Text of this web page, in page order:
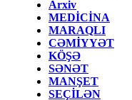
Arxiv
MEDİCİNA
MARAQLI
CƏMİYYƏT
KÖŞƏ
SƏNƏT
MANŞET
SEÇİLƏN